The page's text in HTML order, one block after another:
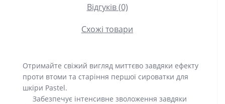
Відгуків (0)
Схожі товари
Отримайте свіжий вигляд миттєво завдяки ефекту
проти втоми та старіння першої сироватки для
шкіри Pastel.
Забезпечує інтенсивне зволоження завдяки